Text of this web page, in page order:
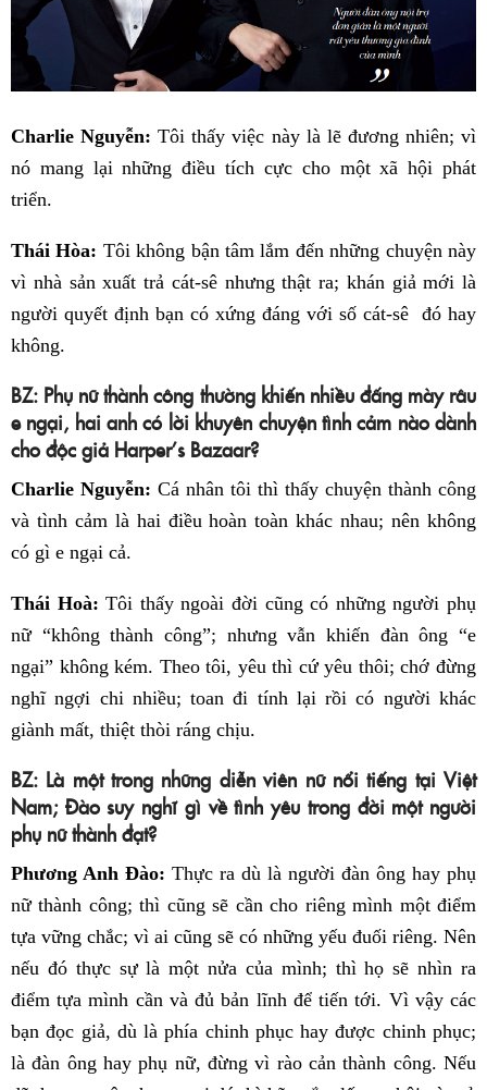
Charlie Nguyễn: Tôi thấy việc này là lẽ đương nhiên; vì
nó mang lại những điều tích cực cho một xã hội phát
triển.
Thái Hòa: Tôi không bận tâm lắm đến những chuyện này
vì nhà sản xuất trả cát-sê nhưng thật ra; khán giả mới là
người quyết định bạn có xứng đáng với số cát-sê đó hay
không.
BZ: Phụ nữ thành công thường khiến nhiều đấng mày râu
e ngại, hai anh có lời khuyên chuyện tình cảm nào dành
cho độc giả Harper’s Bazaar?
Charlie Nguyễn: Cá nhân tôi thì thấy chuyện thành công
và tình cảm là hai điều hoàn toàn khác nhau; nên không
có gì e ngại cả.
Thái Hoà: Tôi thấy ngoài đời cũng có những người phụ
nữ “không thành công”; nhưng vẫn khiến đàn ông “e
ngại” không kém. Theo tôi, yêu thì cứ yêu thôi; chớ đừng
nghĩ ngợi chi nhiều; toan đi tính lại rồi có người khác
giành mất, thiệt thòi ráng chịu.
BZ: Là một trong những diễn viên nữ nổi tiếng tại Việt
Nam; Đào suy nghĩ gì về tình yêu trong đời một người
phụ nữ thành đạt?
Phương Anh Đào: Thực ra dù là người đàn ông hay phụ
nữ thành công; thì cũng sẽ cần cho riêng mình một điểm
tựa vững chắc; vì ai cũng sẽ có những yếu đuối riêng. Nên
nếu đó thực sự là một nửa của mình; thì họ sẽ nhìn ra
điểm tựa mình cần và đủ bản lĩnh để tiến tới. Vì vậy các
bạn đọc giả, dù là phía chinh phục hay được chinh phục;
là đàn ông hay phụ nữ, đừng vì rào cản thành công. Nếu